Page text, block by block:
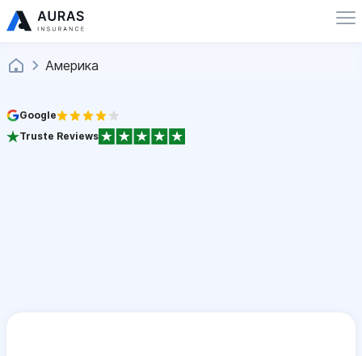
Америка
Google
Truste Reviews